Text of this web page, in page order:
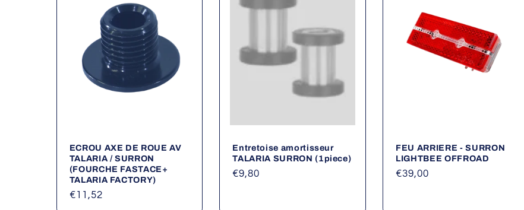
ECROU AXE DE ROUE AV
TALARIA / SURRON
(FOURCHE FASTACE+
TALARIA FACTORY)
Prix
€11,52
Entretoise amortisseur
TALARIA SURRON (1piece)
Prix
€9,80
FEU ARRIERE - SURRON
LIGHTBEE OFFROAD
Prix
€39,00